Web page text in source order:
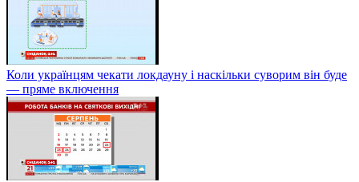
Коли українцям чекати локдауну і наскільки суворим він буде
— пряме включення